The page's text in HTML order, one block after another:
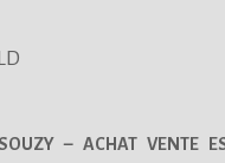
– ACHAT VENTE